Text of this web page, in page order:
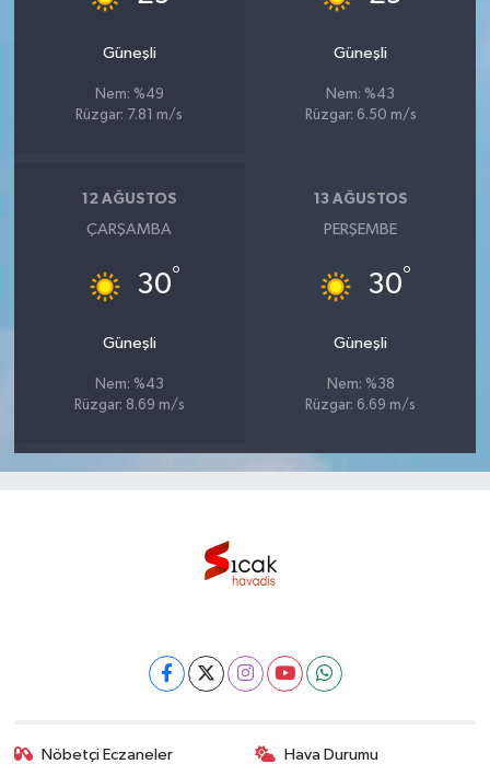
Güneşli
Nem: %49
Rüzgar: 7.81 m/s
Güneşli
Nem: %43
Rüzgar: 6.50 m/s
12 AĞUSTOS
ÇARŞAMBA
30°
Güneşli
Nem: %43
Rüzgar: 8.69 m/s
13 AĞUSTOS
PERŞEMBE
30°
Güneşli
Nem: %38
Rüzgar: 6.69 m/s
Nöbetçi Eczaneler Hava Durumu